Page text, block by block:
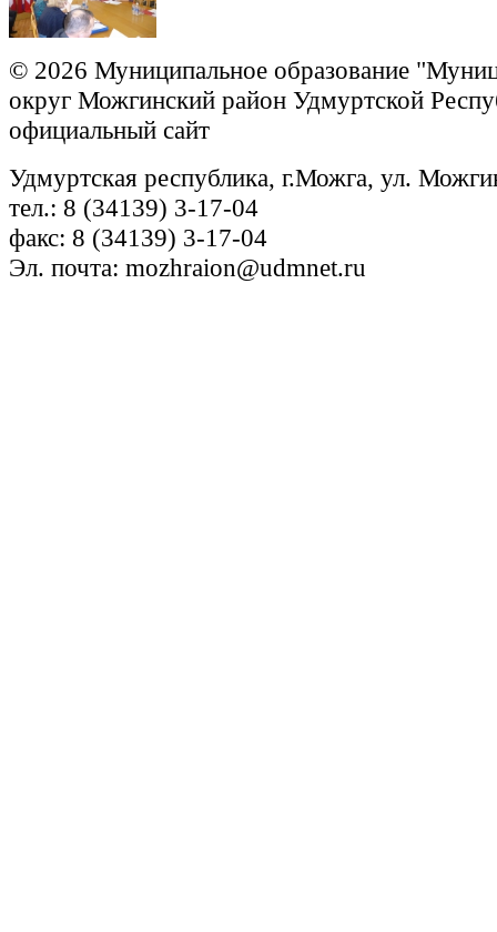
© 2026 Муниципальное образование
округ Можгинский район Удмуртской
официальный сайт
Удмуртская республика, г.Можга, ул.
тел.: 8 (34139) 3-17-04
факс: 8 (34139) 3-17-04
Эл. почта: mozhraion@udmnet.ru